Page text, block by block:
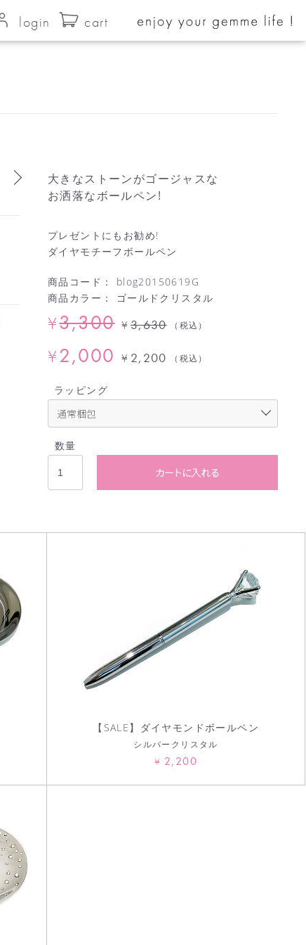
login cart
大きなストーンがゴージャスな
お洒落なボールペン!
プレゼントにもお勧め!
ダイヤモチーフボールペン
商品コード： blog20150619G
商品カラー：
ゴールドクリスタル
¥3,300
¥2,000
¥ 3,630 （税込）
¥ 2,200 （税込）
ラッピング
数量
カートに入れる
【SALE】ダイヤモンドボールペン
シルバークリスタル
¥ 2,200